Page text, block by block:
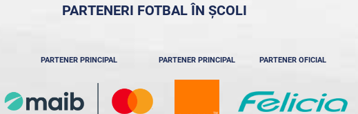
PARTENERI FOTBAL ÎN ȘCOLI
PARTENER PRINCIPAL PARTENER PRINCIPAL PARTENER OFICIAL